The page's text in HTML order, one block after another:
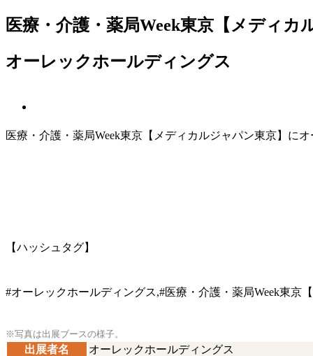
医療・介護・薬局Week東京【メディカ
オーレックホールディングス
医療・介護・薬局Week東京【メディカルジャパン東京】に
【ハッシュタグ】
#オーレックホールディングス,#医療・介護・薬局Week東京
※写真は出展ブースの様子。
出展者名
オーレックホールディングス